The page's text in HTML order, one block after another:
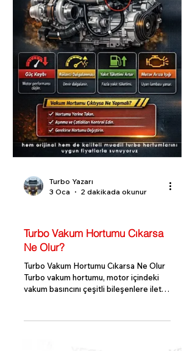
Turbo Yazarı
3 Oca
2 dakikada okunur
Turbo Vakum Hortumu Cıkarsa
Ne Olur?
Turbo Vakum Hortumu Cıkarsa Ne Olur
Turbo vakum hortumu, motor içindeki
vakum basıncını çeşitli bileşenlere ileten
mekanizması ve emme sistemi